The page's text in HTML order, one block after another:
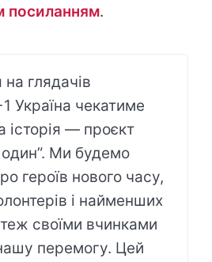
посиланням.
глядачів
Україна чекатиме
історія — проєкт
один”. Ми будемо
героїв нового часу,
і найменших
теж своїми вчинками
перемогу. Цей